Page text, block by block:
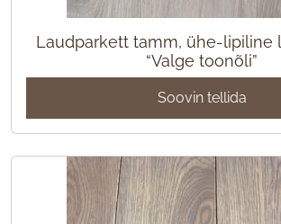
Laudparkett tamm, ühe-lipiline
“Valge toonõli”
Soovin tellida